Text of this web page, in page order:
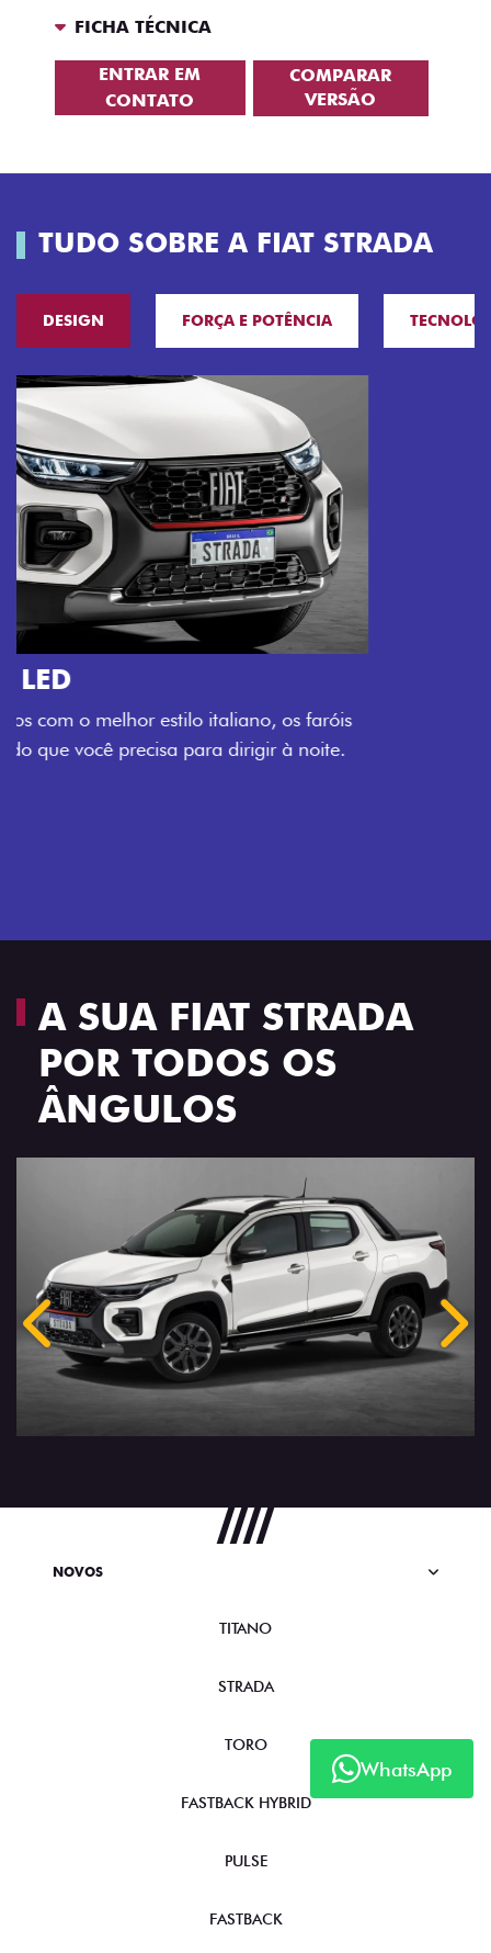
FICHA TÉCNICA
ENTRAR EM
CONTATO
COMPARAR
VERSÃO
TUDO SOBRE A FIAT STRADA
DESIGN FORÇA E POTÊNCIA
O VERDADEIRO 5 LUGARES E 4
PORTAS
Todo mundo pode viajar confortável na Fiat Strada,
A SUA FIAT STRADA
POR TODOS OS
ÂNGULOS
Anterior
WhatsApp
NOVOS
TITANO
STRADA
TORO
FASTBACK HYBRID
PULSE
FASTBACK